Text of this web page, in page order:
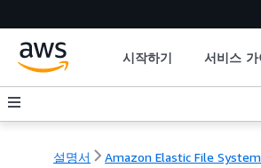
시작하기 서비스 가
설명서 Amazon Elastic File System